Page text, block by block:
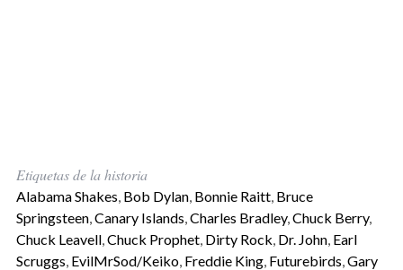
Etiquetas de la historia
Alabama Shakes, Bob Dylan, Bonnie Raitt, Bruce
Springsteen,Canary Islands,Charles Bradley,Chuck Berry,
Chuck Leavell,Chuck Prophet, Dirty Rock, Dr. John, Earl
Scruggs, EvilMrSod/Keiko, Freddie King, Futurebirds,Gary